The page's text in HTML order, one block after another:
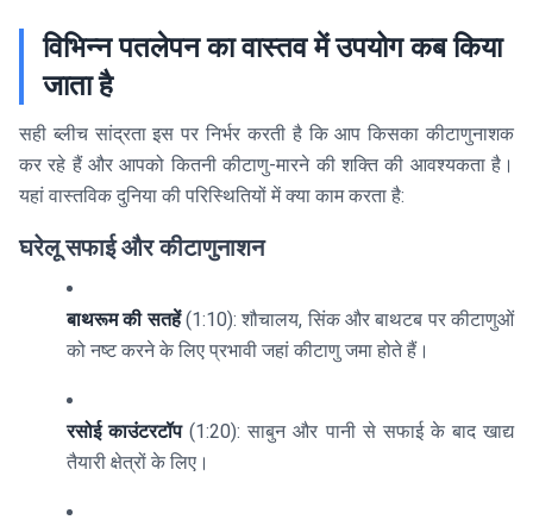
विभिन्न पतलेपन का वास्तव में उपयोग कब किया
जाता है
सही ब्लीच सांद्रता इस पर निर्भर करती है कि आप किसका कीटाणुनाशक
कर रहे हैं और आपको कितनी कीटाणु-मारने की शक्ति की आवश्यकता है।
यहां वास्तविक दुनिया की परिस्थितियों में क्या काम करता है:
घरेलू सफाई और कीटाणुनाशन
बाथरूम की सतहें(1:10): शौचालय, सिंक और बाथटब पर कीटाणुओं
को नष्ट करने के लिए प्रभावी जहां कीटाणु जमा होते हैं।
रसोई काउंटरटॉप(1:20): साबुन और पानी से सफाई के बाद खाद्य
तैयारी क्षेत्रों के लिए।